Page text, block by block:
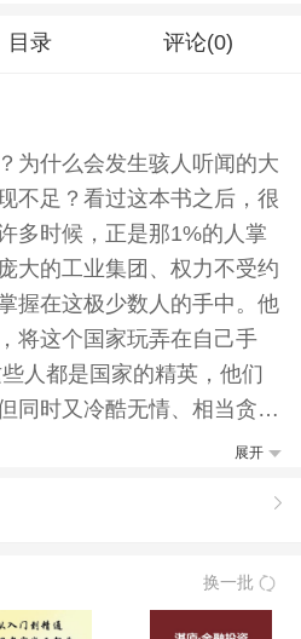
目录 评论(0)
为什么会发生骇人听闻的大
不足？看过这本书之后，很
多时候，正是那1%的人掌
大的工业集团、权力不受约
握在这极少数人的手中。他
将这个国家玩弄在自己手
人都是国家的精英，他们
同时又冷酷无情、相当贪
凡的“造物主”，认为自己能
场史无前例的经济大崩溃
环的影响，而了解导致这场
及它所涉及到的人，无疑能
展开
换一批